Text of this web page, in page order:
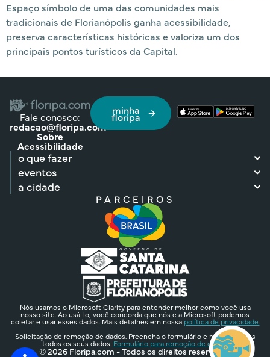
Espaço símbolo de uma das comunidades mais
tradicionais de Florianópolis ganha acessibilidade,
preserva características históricas e valoriza um dos
principais pontos turísticos da Capital.
Fale conosco:
redacao@floripa.com
Sobre
Acessibilidade
minha
floripa
o que fazer
eventos
a cidade
PARCEIROS
Nós usamos o Microsoft Clarity para entender melhor como você usa
nosso site. Ao usá-lo, você concorda que nós e a Microsoft podemos
coletar e usar esses dados. Mais detalhes em nossa política de privacidade.
Solicitação de remoção de dados. Preencha o formulário e removeremos
todos os seus dados. Formulário para remoção de dados.
© 2026 Floripa.com - Todos os direitos reservados